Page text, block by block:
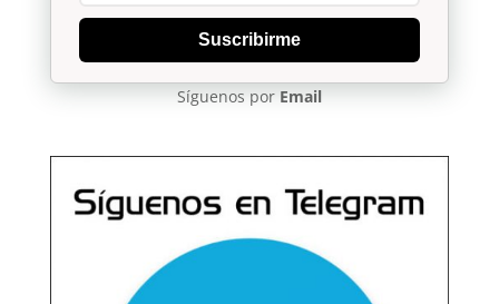
Suscribirme
Síguenos por Email